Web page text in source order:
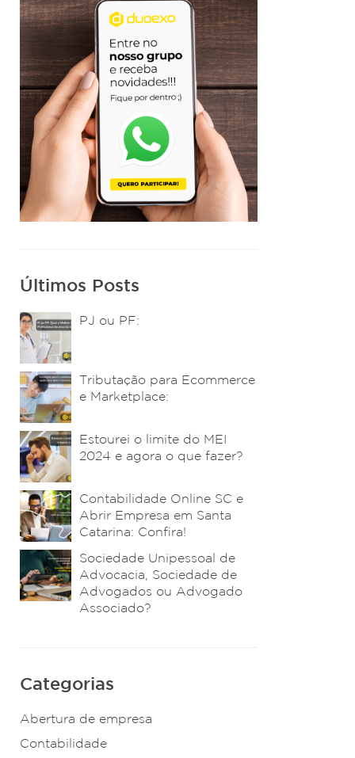
Últimos Posts
PJ ou PF:
Tributação para Ecommerce
e Marketplace:
Estourei o limite do MEI
2024 e agora o que fazer?
Contabilidade Online SC e
Abrir Empresa em Santa
Catarina: Confira!
Sociedade Unipessoal de
Advocacia, Sociedade de
Advogados ou Advogado
Associado?
Categorias
Abertura de empresa
Contabilidade